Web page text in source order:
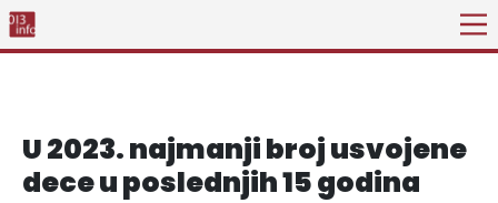
U 2023. najmanji broj usvojene
dece u poslednjih 15 godina